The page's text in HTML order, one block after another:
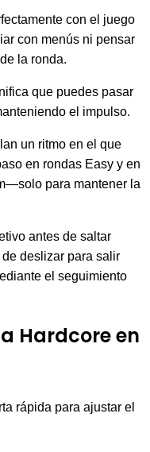
con el juego
con menús ni pensar
la ronda.
que puedes pasar
el impulso.
un ritmo en el que
en rondas Easy y en
para mantener la
antes de saltar
deslizar para salir
el seguimiento
Hardcore en
rápida para ajustar el